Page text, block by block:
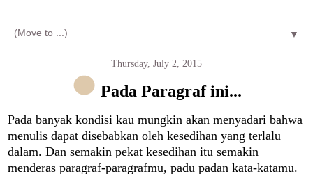
▼
Thursday, July 2, 2015
Pada Paragraf ini...
Pada banyak kondisi kau mungkin akan menyadari bahwa
menulis dapat disebabkan oleh kesedihan yang terlalu
dalam. Dan semakin pekat kesedihan itu semakin
menderas paragraf-paragrafmu, padu padan kata-katamu.